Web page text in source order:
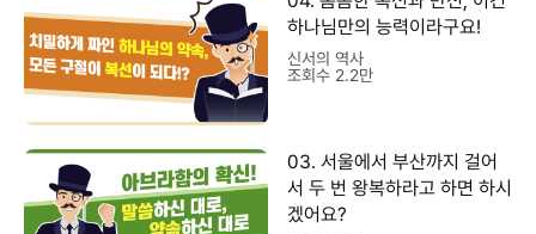
하나님만의 능력이라구요!
신서의 역사
조회수 2.2만
03. 서울에서 부산까지 걸어
서 두 번 왕복하라고 하면 하시
겠어요?